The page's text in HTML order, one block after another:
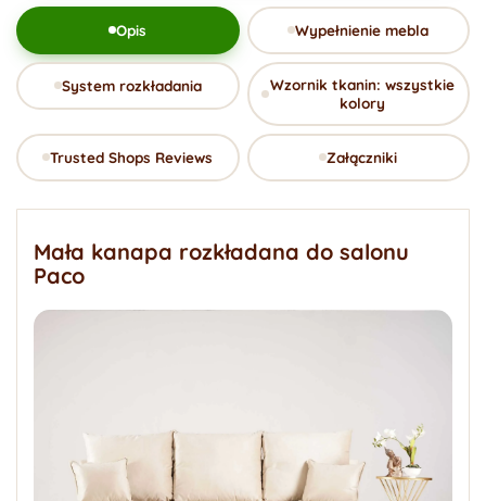
Opis Wypełnienie mebla
System rozkładania
Wzornik tkanin: wszystkie
kolory
Trusted Shops Reviews Załączniki
Mała kanapa rozkładana do salonu
Paco